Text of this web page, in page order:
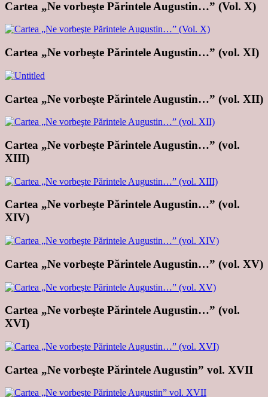
Cartea „Ne vorbeşte Părintele Augustin…” (Vol. X)
Cartea „Ne vorbeşte Părintele Augustin…” (vol. XI)
Cartea „Ne vorbeşte Părintele Augustin…” (vol. XII)
Cartea „Ne vorbeşte Părintele Augustin…” (vol.
XIII)
Cartea „Ne vorbeşte Părintele Augustin…” (vol.
XIV)
Cartea „Ne vorbeşte Părintele Augustin…” (vol. XV)
Cartea „Ne vorbeşte Părintele Augustin…” (vol.
XVI)
Cartea „Ne vorbeşte Părintele Augustin” vol. XVII